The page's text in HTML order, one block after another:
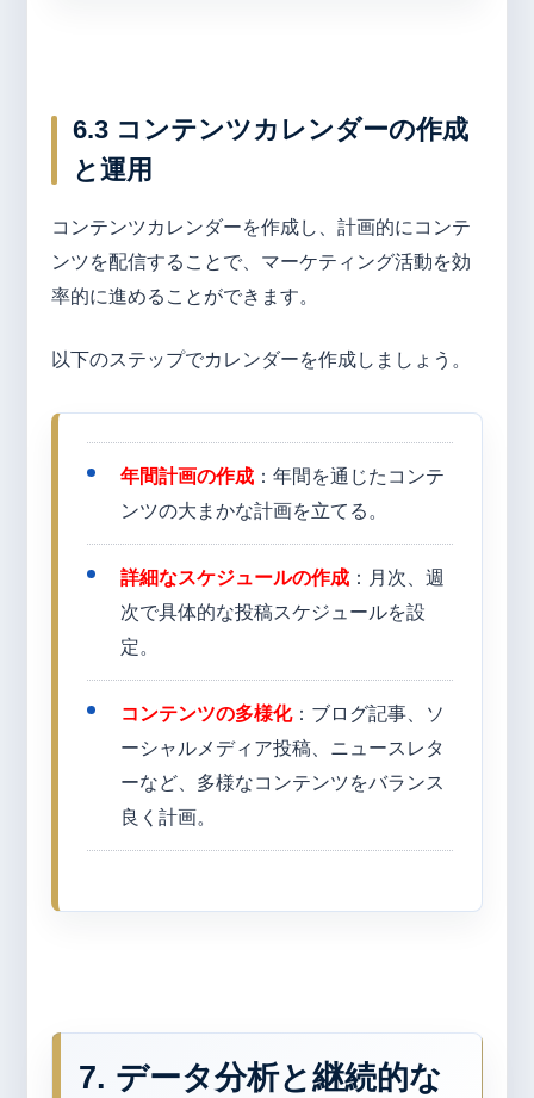
6.3 コンテンツカレンダーの作成
と運用
コンテンツカレンダーを作成し、計画的にコンテ
ンツを配信することで、マーケティング活動を効
率的に進めることができます。
以下のステップでカレンダーを作成しましょう。
年間計画の作成 ：年間を通じたコンテ
ンツの大まかな計画を立てる。
詳細なスケジュールの作成 ：月次、週
次で具体的な投稿スケジュールを設
定。
コンテンツの多様化：ブログ記事、ソ
ーシャルメディア投稿、ニュースレタ
ーなど、多様なコンテンツをバランス
良く計画。
7. データ分析と継続的な